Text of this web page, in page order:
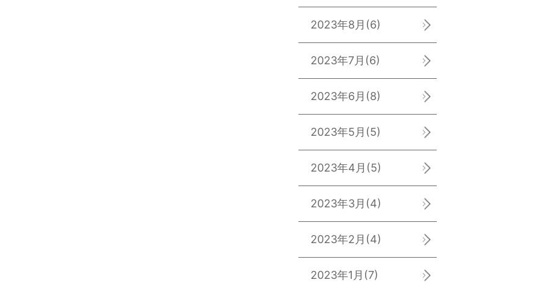
2023年8月 (6)
2023年7月 (6)
2023年6月 (8)
2023年5月 (5)
2023年4月 (5)
2023年3月 (4)
2023年2月 (4)
2023年1月 (7)